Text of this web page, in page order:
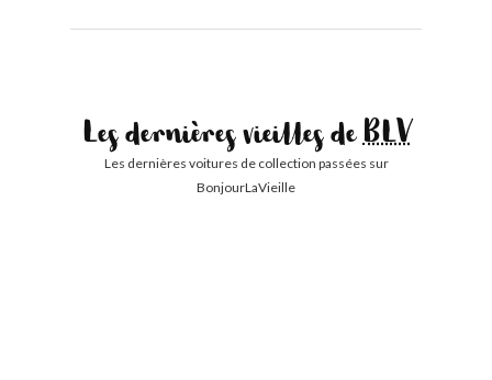
Les dernières vieilles deBLV
Les dernières voitures de collection passées sur
BonjourLaVieille